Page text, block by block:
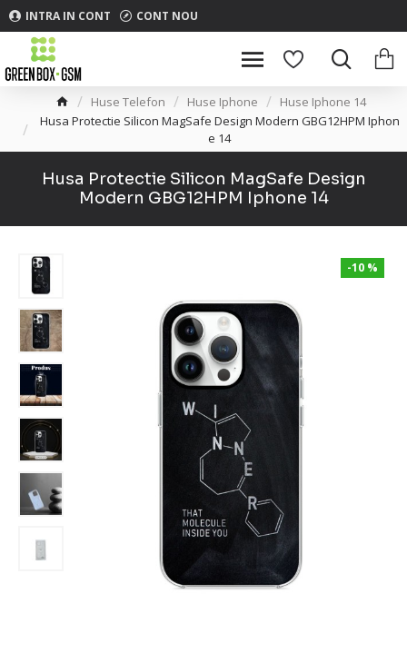
INTRA IN CONT CONT NOU
Huse Telefon Huse Iphone
Huse Iphone 14
Husa Protectie Silicon MagSafe Design Modern GBG12HPM Iphon
e 14
Husa Protectie Silicon MagSafe Design
Modern GBG12HPM Iphone 14
-10 %